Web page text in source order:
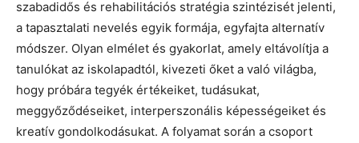
szabadidős és rehabilitációs stratégia szintézisét jelenti,
a tapasztalati nevelés egyik formája, egyfajta alternatív
módszer. Olyan elmélet és gyakorlat, amely eltávolítja a
tanulókat az iskolapadtól, kivezeti őket a való világba,
hogy próbára tegyék értékeiket, tudásukat,
meggyőződéseiket, interperszonális képességeiket és
kreatív gondolkodásukat. A folyamat során a csoport